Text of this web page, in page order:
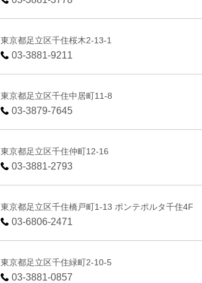
東京都足立区千住桜木2-13-1
03-3881-9211
東京都足立区千住中居町11-8
03-3879-7645
東京都足立区千住仲町12-16
03-3881-2793
東京都足立区千住橋戸町1-13 ポンテポルタ千住4F
03-6806-2471
東京都足立区千住緑町2-10-5
03-3881-0857